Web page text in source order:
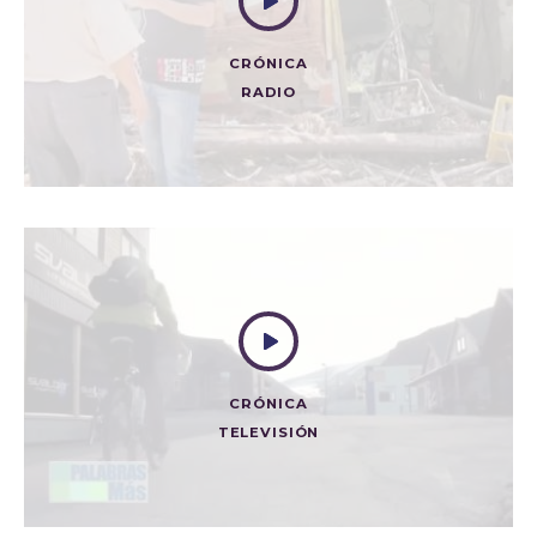
CRÓNICA
RADIO
Radio
CRÓNICA
TELEVISIÓN